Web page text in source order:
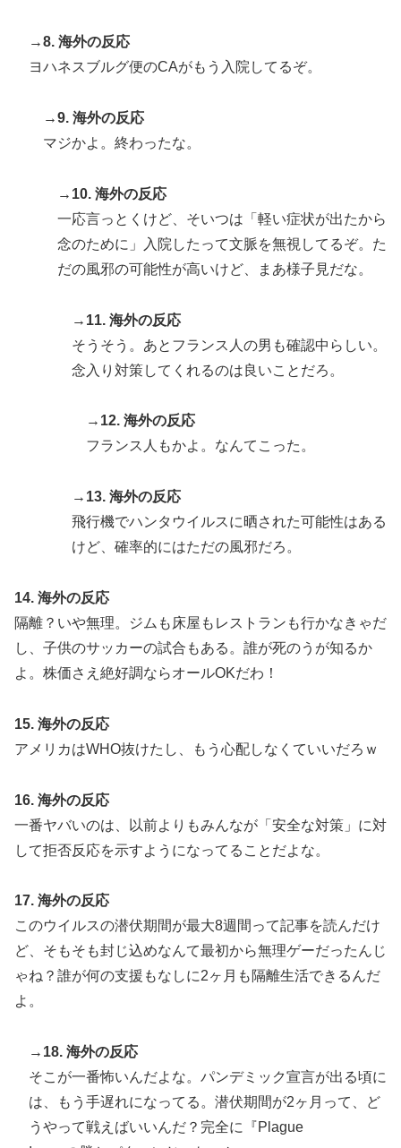
→8. 海外の反応
ヨハネスブルグ便のCAがもう入院してるぞ。
→9. 海外の反応
マジかよ。終わったな。
→10. 海外の反応
一応言っとくけど、そいつは「軽い症状が出たから
念のために」入院したって文脈を無視してるぞ。た
だの風邪の可能性が高いけど、まあ様子見だな。
→11. 海外の反応
そうそう。あとフランス人の男も確認中らしい。
念入り対策してくれるのは良いことだろ。
→12. 海外の反応
フランス人もかよ。なんてこった。
→13. 海外の反応
飛行機でハンタウイルスに晒された可能性はある
けど、確率的にはただの風邪だろ。
14. 海外の反応
隔離？いや無理。ジムも床屋もレストランも行かなきゃだ
し、子供のサッカーの試合もある。誰が死のうが知るか
よ。株価さえ絶好調ならオールOKだわ！
15. 海外の反応
アメリカはWHO抜けたし、もう心配しなくていいだろｗ
16. 海外の反応
一番ヤバいのは、以前よりもみんなが「安全な対策」に対
して拒否反応を示すようになってることだよな。
17. 海外の反応
このウイルスの潜伏期間が最大8週間って記事を読んだけ
ど、そもそも封じ込めなんて最初から無理ゲーだったんじ
ゃね？誰が何の支援もなしに2ヶ月も隔離生活できるんだ
よ。
→18. 海外の反応
そこが一番怖いんだよな。パンデミック宣言が出る頃に
は、もう手遅れになってる。潜伏期間が2ヶ月って、ど
うやって戦えばいいんだ？完全に『Plague